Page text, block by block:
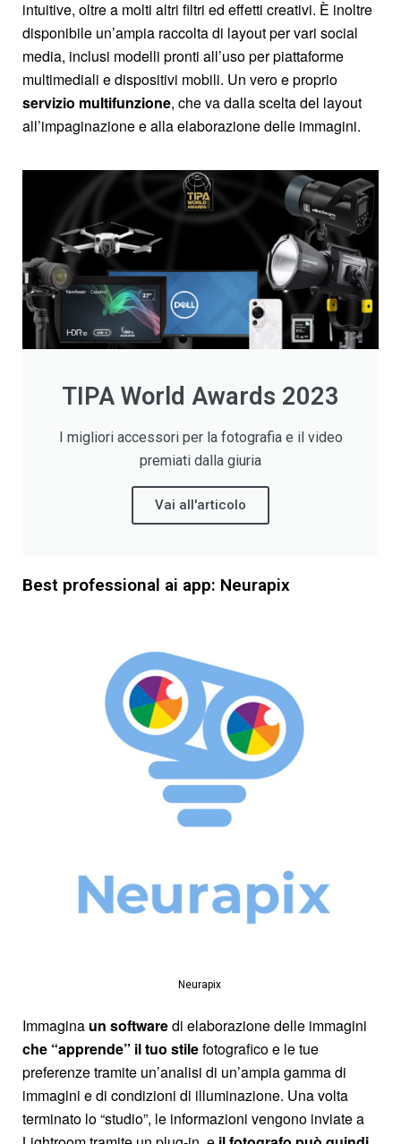
intuitive, oltre a molti altri filtri ed effetti creativi. È inoltre
disponibile un’ampia raccolta di layout per vari social
media, inclusi modelli pronti all’uso per piattaforme
multimediali e dispositivi mobili. Un vero e proprio
servizio multifunzione, che va dalla scelta del layout
all’impaginazione e alla elaborazione delle immagini.
TIPA World Awards 2023
I migliori accessori per la fotografia e il video
premiati dalla giuria
Vai all'articolo
Best professional ai app: Neurapix
Neurapix ​
Immagina un softwaredi elaborazione delle immagini
che “apprende” il tuo stilefotografico e le tue
preferenze tramite un’analisi di un’ampia gamma di
immagini e di condizioni di illuminazione. Una volta
terminato lo “studio”, le informazioni vengono inviate a